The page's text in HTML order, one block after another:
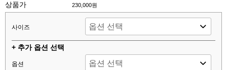
상품가 230,000원
사이즈
+ 추가 옵션 선택
옵션